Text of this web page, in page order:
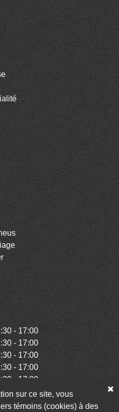
- 17:00
- 17:00
- 17:00
- 17:00
- 17:00
sur ce site, vous
témoins (cookies) à des